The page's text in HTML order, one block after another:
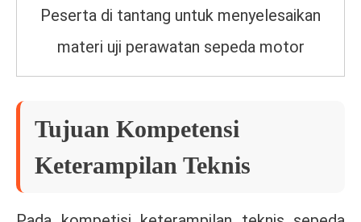
Peserta di tantang untuk menyelesaikan
materi uji perawatan sepeda motor
Tujuan Kompetensi
Keterampilan Teknis